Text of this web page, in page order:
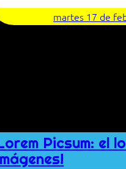
martes 17 de
Picsum: el